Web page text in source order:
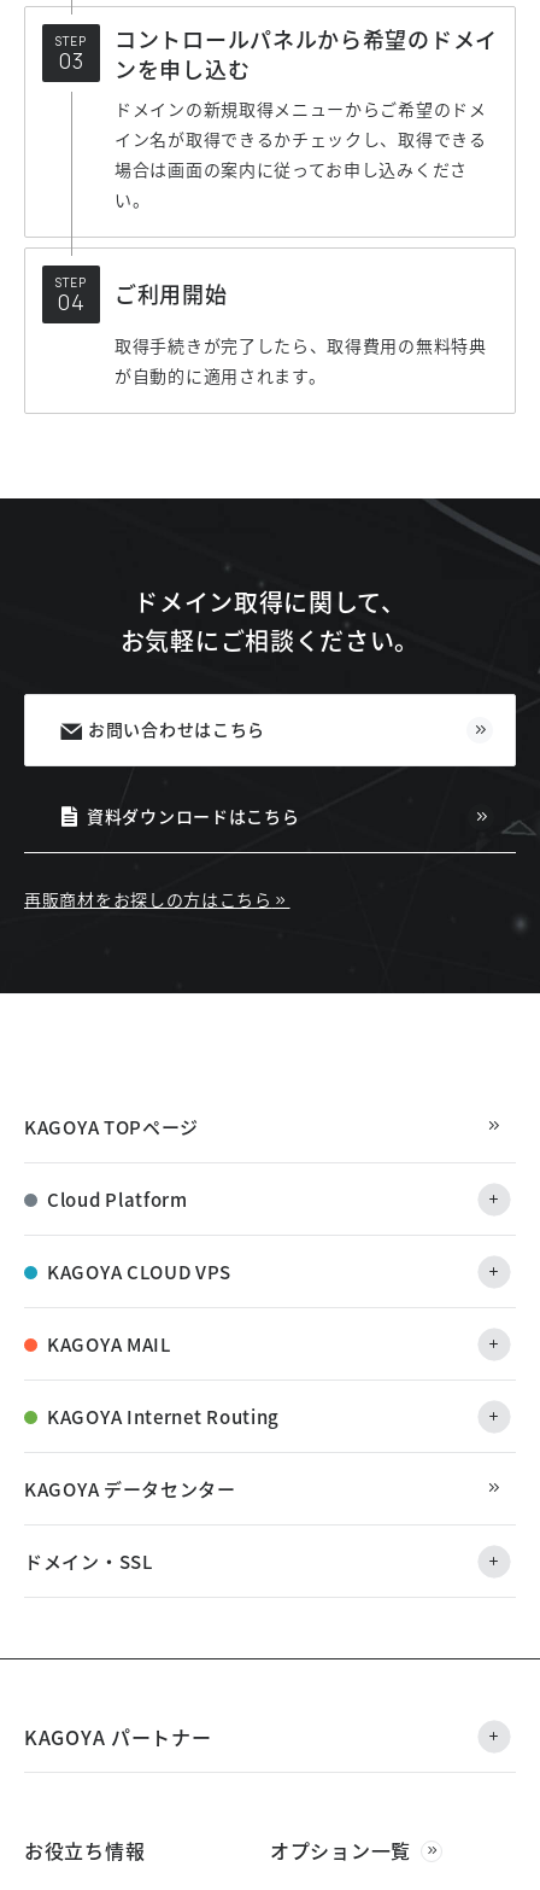
STEP
コントロールパネルから希望のドメイ
ンを申し込む
ドメインの新規取得メニューからご希望のドメ
イン名が取得できるかチェックし、取得できる
場合は画面の案内に従ってお申し込みくださ
い。
STEP ご利用開始
取得手続きが完了したら、取得費用の無料特典
が自動的に適用されます。
ドメイン取得に関して、
お気軽にご相談ください。
お問い合わせはこちら
資料ダウンロードはこちら
再販商材をお探しの方はこちら
KAGOYA TOPページ
Cloud Platform
KAGOYA CLOUD VPS
KAGOYA MAIL
KAGOYA Internet Routing
KAGOYA データセンター
ドメイン・SSL
KAGOYA パートナー
お役立ち情報
オプション一覧